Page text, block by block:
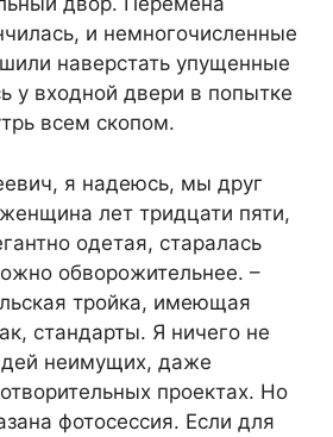
и немногочисленные
наверстать упущенные
у входной двери в попытке
всем скопом.
я надеюсь, мы друг
лет тридцати пяти,
одетая, старалась
обворожительнее. –
тройка, имеющая
стандарты. Я ничего не
неимущих, даже
проектах. Но
фотосессия. Если для